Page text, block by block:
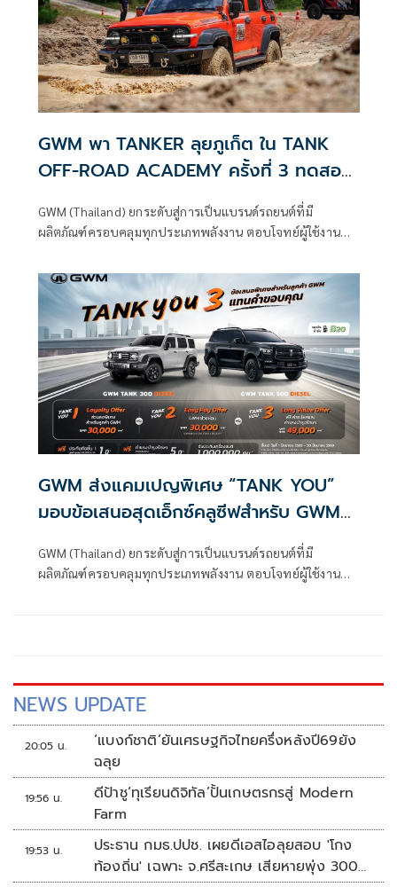
GWM พา TANKER ลุยภูเก็ต ใน TANK
OFF-ROAD ACADEMY ครั้งที่ 3 ทดสอบ
สมรรถนะจริงทุกเส้นทาง
GWM (Thailand) ยกระดับสู่การเป็นแบรนด์รถยนต์ที่มี
ผลิตภัณฑ์ครอบคลุมทุกประเภทพลังงาน ตอบโจทย์ผู้ใช้งานทุก
GWM ส่งแคมเปญพิเศษ “TANK YOU”
มอบข้อเสนอสุดเอ็กซ์คลูซีฟสำหรับ GWM
GWM (Thailand) ยกระดับสู่การเป็นแบรนด์รถยนต์ที่มี
ผลิตภัณฑ์ครอบคลุมทุกประเภทพลังงาน ตอบโจทย์ผู้ใช้งานทุก
NEWS UPDATE
20:05 น.
‘แบงก์ชาติ’ยันเศรษฐกิจไทยครึ่งหลังปี69ยัง
ฉลุย
19:56 น.
ดีป้าชู‘ทุเรียนดิจิทัล’ปั้นเกษตรกรสู่ Modern
Farm
19:53 น.
ประธาน กมธ.ปปช. เผยดีเอสไอลุยสอบ 'โกง
ท้องถิ่น' เฉพาะ จ.ศรีสะเกษ เสียหายพุ่ง 300